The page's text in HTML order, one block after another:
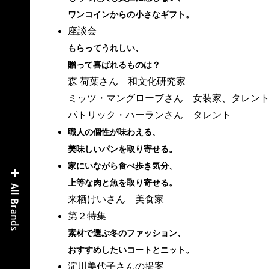
ワンコインからの小さなギフト。
座談会
もらってうれしい、
贈って喜ばれるものは？
森 荷葉さん 和文化研究家
ミッツ・マングローブさん 女装家、タレント
パトリック・ハーランさん タレント
職人の個性が味わえる、
美味しいパンを取り寄せる。
家にいながら食べ歩き気分、
上等な肉と魚を取り寄せる。
来栖けいさん 美食家
第２特集
素材で選ぶ冬のファッション、
おすすめしたいコートとニット。
淀川美代子さんの提案